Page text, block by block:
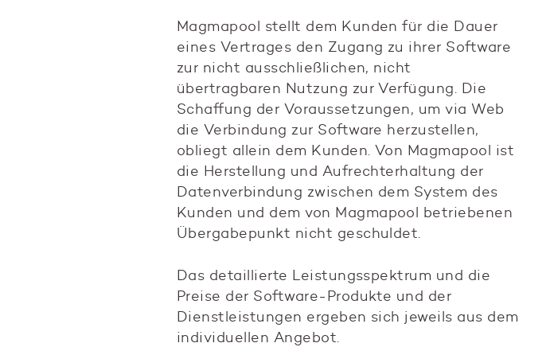
Magmapool stellt dem Kunden für die Dauer
eines Vertrages den Zugang zu ihrer Software
zur nicht ausschließlichen, nicht
übertragbaren Nutzung zur Verfügung. Die
Schaffung der Voraussetzungen, um via Web
die Verbindung zur Software herzustellen,
obliegt allein dem Kunden. Von Magmapool ist
die Herstellung und Aufrechterhaltung der
Datenverbindung zwischen dem System des
Kunden und dem von Magmapool betriebenen
Übergabepunkt nicht geschuldet.
Das detaillierte Leistungsspektrum und die
Preise der Software-Produkte und der
Dienstleistungen ergeben sich jeweils aus dem
individuellen Angebot.